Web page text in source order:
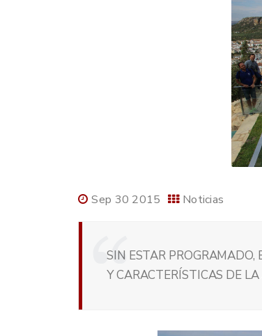
Sep 30 2015 Noticias
SIN ESTAR
Y CARACTERÍSTICAS DE